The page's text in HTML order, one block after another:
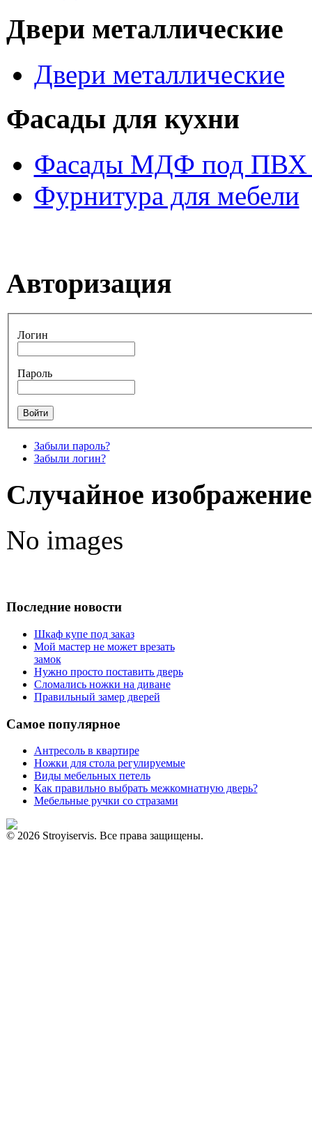
Двери металлические
Двери металлические
Фасады для кухни
Фасады МДФ под ПВХ
Фурнитура для мебели
Авторизация
Логин
Пароль
Забыли пароль?
Забыли логин?
Случайное изображение
No images
Последние новости
Шкаф купе под заказ
Мой мастер не может врезать
замок
Нужно просто поставить дверь
Сломались ножки на диване
Правильный замер дверей
Самое популярное
Антресоль в квартире
Ножки для стола регулируемые
Виды мебельных петель
Как правильно выбрать межкомнатную дверь?
Мебельные ручки со стразами
© 2026 Stroyiservis. Все права защищены.